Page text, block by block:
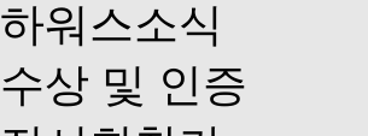
하워스소식
수상 및 인증